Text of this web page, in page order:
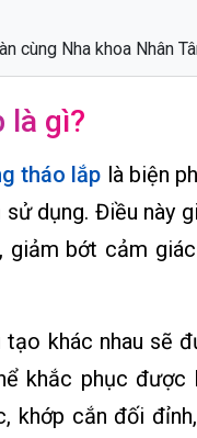
cùng Nha khoa Nhân
là gì?
tháo lắp là biện
dụng. Điều này
giảm bớt cảm
khác nhau sẽ
khắc phục
khớp cắn đối